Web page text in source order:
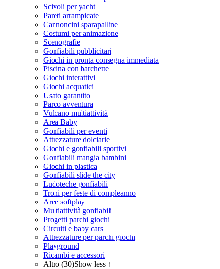
Scivoli per yacht
Pareti arrampicate
Cannoncini sparapalline
Costumi per animazione
Scenografie
Gonfiabili pubblicitari
Giochi in pronta consegna immediata
Piscina con barchette
Giochi interattivi
Giochi acquatici
Usato garantito
Parco avventura
Vulcano multiattività
Area Baby
Gonfiabili per eventi
Attrezzature dolciarie
Giochi e gonfiabili sportivi
Gonfiabili mangia bambini
Giochi in plastica
Gonfiabili slide the city
Ludoteche gonfiabili
Troni per feste di compleanno
Aree softplay
Multiattività gonfiabili
Progetti parchi giochi
Circuiti e baby cars
Attrezzature per parchi giochi
Playground
Ricambi e accessori
Altro (30)Show less ↑